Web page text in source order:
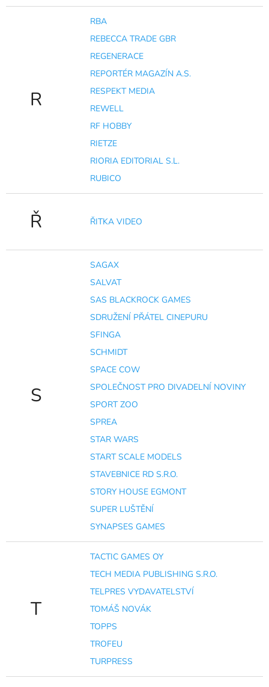
R
RBA
REBECCA TRADE GBR
REGENERACE
REPORTÉR MAGAZÍN A.S.
RESPEKT MEDIA
REWELL
RF HOBBY
RIETZE
RIORIA EDITORIAL S.L.
RUBICO
Ř ŘITKA VIDEO
S
SAGAX
SALVAT
SAS BLACKROCK GAMES
SDRUŽENÍ PŘÁTEL CINEPURU
SFINGA
SCHMIDT
SPACE COW
SPOLEČNOST PRO DIVADELNÍ NOVINY
SPORT ZOO
SPREA
STAR WARS
START SCALE MODELS
STAVEBNICE RD S.R.O.
STORY HOUSE EGMONT
SUPER LUŠTĚNÍ
SYNAPSES GAMES
T
TACTIC GAMES OY
TECH MEDIA PUBLISHING S.R.O.
TELPRES VYDAVATELSTVÍ
TOMÁŠ NOVÁK
TOPPS
TROFEU
TURPRESS